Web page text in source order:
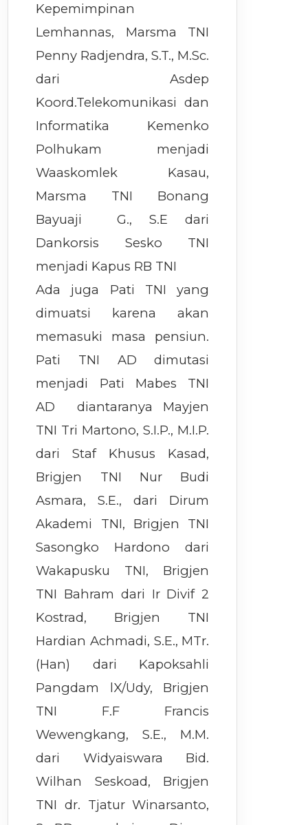
Kepemimpinan
Lemhannas, Marsma TNI
Penny Radjendra, S.T., M.Sc.
dari Asdep
Koord.Telekomunikasi dan
Informatika Kemenko
Polhukam menjadi
Waaskomlek Kasau,
Marsma TNI Bonang
Bayuaji G., S.E dari
Dankorsis Sesko TNI
menjadi Kapus RB TNI
Ada juga Pati TNI yang
dimuatsi karena akan
memasuki masa pensiun.
Pati TNI AD dimutasi
menjadi Pati Mabes TNI
AD diantaranya Mayjen
TNI Tri Martono, S.I.P., M.I.P.
dari Staf Khusus Kasad,
Brigjen TNI Nur Budi
Asmara, S.E., dari Dirum
Akademi TNI, Brigjen TNI
Sasongko Hardono dari
Wakapusku TNI, Brigjen
TNI Bahram dari Ir Divif 2
Kostrad, Brigjen TNI
Hardian Achmadi, S.E., MTr.
(Han) dari Kapoksahli
Pangdam lX/Udy, Brigjen
TNI F.F Francis
Wewengkang, S.E., M.M.
dari Widyaiswara Bid.
Wilhan Seskoad, Brigjen
TNI dr. Tjatur Winarsanto,